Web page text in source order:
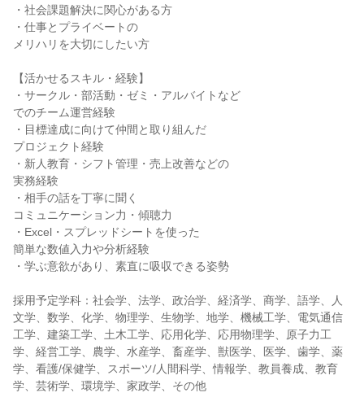
・社会課題解決に関心がある方
・仕事とプライベートの
メリハリを大切にしたい方
【活かせるスキル・経験】
・サークル・部活動・ゼミ・アルバイトなど
でのチーム運営経験
・目標達成に向けて仲間と取り組んだ
プロジェクト経験
・新人教育・シフト管理・売上改善などの
実務経験
・相手の話を丁寧に聞く
コミュニケーション力・傾聴力
・Excel・スプレッドシートを使った
簡単な数値入力や分析経験
・学ぶ意欲があり、素直に吸収できる姿勢
採用予定学科：社会学、法学、政治学、経済学、商学、語学、人
文学、数学、化学、物理学、生物学、地学、機械工学、電気通信
工学、建築工学、土木工学、応用化学、応用物理学、原子力工
学、経営工学、農学、水産学、畜産学、獣医学、医学、歯学、薬
学、看護/保健学、スポーツ/人間科学、情報学、教員養成、教育
学、芸術学、環境学、家政学、その他